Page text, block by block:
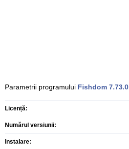
Parametrii programului Fishdom 7.73.0
Licență:
Numărul versiunii:
Instalare: